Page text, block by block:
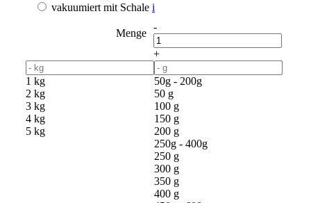
vakuumiert mit Schale i
-
+
Menge
50g - 200g
50 g
100 g
150 g
200 g
250g - 400g
250 g
300 g
350 g
400 g
1 kg
2 kg
3 kg
4 kg
5 kg